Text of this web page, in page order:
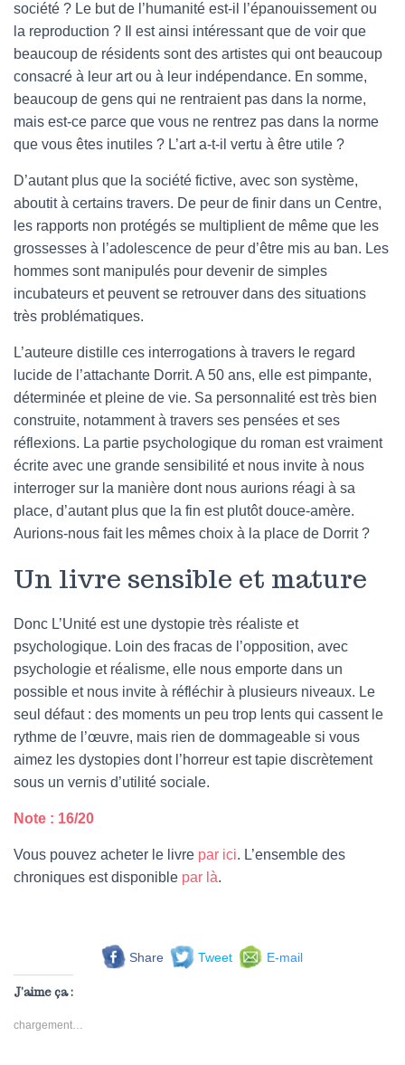
société ? Le but de l’humanité est-il l’épanouissement ou
la reproduction ? Il est ainsi intéressant que de voir que
beaucoup de résidents sont des artistes qui ont beaucoup
consacré à leur art ou à leur indépendance. En somme,
beaucoup de gens qui ne rentraient pas dans la norme,
mais est-ce parce que vous ne rentrez pas dans la norme
que vous êtes inutiles ? L’art a-t-il vertu à être utile ?
D’autant plus que la société fictive, avec son système,
aboutit à certains travers. De peur de finir dans un Centre,
les rapports non protégés se multiplient de même que les
grossesses à l’adolescence de peur d’être mis au ban. Les
hommes sont manipulés pour devenir de simples
incubateurs et peuvent se retrouver dans des situations
très problématiques.
L’auteure distille ces interrogations à travers le regard
lucide de l’attachante Dorrit. A 50 ans, elle est pimpante,
déterminée et pleine de vie. Sa personnalité est très bien
construite, notamment à travers ses pensées et ses
réflexions. La partie psychologique du roman est vraiment
écrite avec une grande sensibilité et nous invite à nous
interroger sur la manière dont nous aurions réagi à sa
place, d’autant plus que la fin est plutôt douce-amère.
Aurions-nous fait les mêmes choix à la place de Dorrit ?
Un livre sensible et mature
Donc L’Unité est une dystopie très réaliste et
psychologique. Loin des fracas de l’opposition, avec
psychologie et réalisme, elle nous emporte dans un
possible et nous invite à réfléchir à plusieurs niveaux. Le
seul défaut : des moments un peu trop lents qui cassent le
rythme de l’œuvre, mais rien de dommageable si vous
aimez les dystopies dont l’horreur est tapie discrètement
sous un vernis d’utilité sociale.
Note : 16/20
Vous pouvez acheter le livre par ici. L’ensemble des
chroniques est disponible par là.
Share Tweet E-mail
J’aime ça :
chargement…